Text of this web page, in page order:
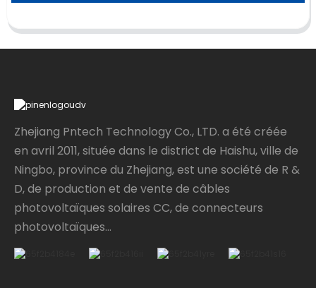
Zhejiang Pntech Technology Co., LTD. a été créée
en avril 2011, située dans le district de Haishu, ville de
Ningbo, province du Zhejiang, est une société de R &
D, de production et de vente de câbles
photovoltaïques solaires CC, de connecteurs
photovoltaïques...